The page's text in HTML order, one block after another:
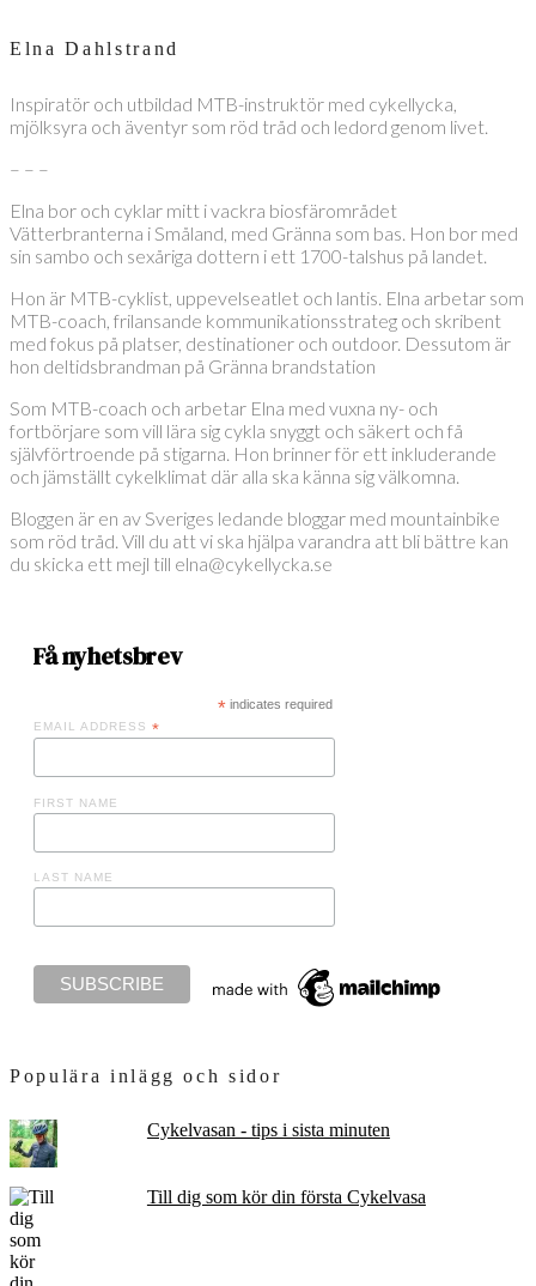
Elna Dahlstrand
Inspiratör och utbildad MTB-instruktör med cykellycka,
mjölksyra och äventyr som röd tråd och ledord genom livet.
– – –
Elna bor och cyklar mitt i vackra biosfärområdet
Vätterbranterna i Småland, med Gränna som bas. Hon bor med
sin sambo och sexåriga dottern i ett 1700-talshus på landet.
Hon är MTB-cyklist, uppevelseatlet och lantis. Elna arbetar som
MTB-coach, frilansande kommunikationsstrateg och skribent
med fokus på platser, destinationer och outdoor. Dessutom är
hon deltidsbrandman på Gränna brandstation
Som MTB-coach och arbetar Elna med vuxna ny- och
fortbörjare som vill lära sig cykla snyggt och säkert och få
självförtroende på stigarna. Hon brinner för ett inkluderande
och jämställt cykelklimat där alla ska känna sig välkomna.
Bloggen är en av Sveriges ledande bloggar med mountainbike
som röd tråd. Vill du att vi ska hjälpa varandra att bli bättre kan
du skicka ett mejl till elna@cykellycka.se
Få nyhetsbrev
*indicates required
EMAIL ADDRESS *
FIRST NAME
LAST NAME
Populära inlägg och sidor
Cykelvasan - tips i sista minuten
Till dig som kör din första Cykelvasa